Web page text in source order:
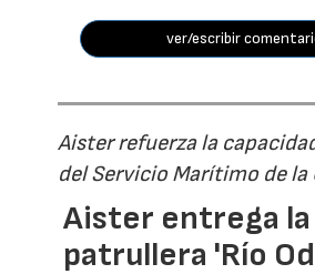
ver/escribir
Aister refuerza la
del Servicio Marítimo de la
Aister entrega la
patrullera 'Río